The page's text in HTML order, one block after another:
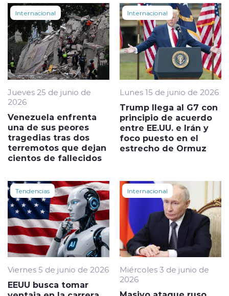
Internacional
Jueves 25 de junio de
2026
Venezuela enfrenta
una de sus peores
tragedias tras dos
terremotos que dejan
cientos de fallecidos
Internacional
Lunes 15 de junio de 2026
Trump llega al G7 con
principio de acuerdo
entre EE.UU. e Irán y
foco puesto en el
estrecho de Ormuz
Tendencias
Viernes 5 de junio de 2026
EEUU busca tomar
Internacional
Miércoles 3 de junio de
2026